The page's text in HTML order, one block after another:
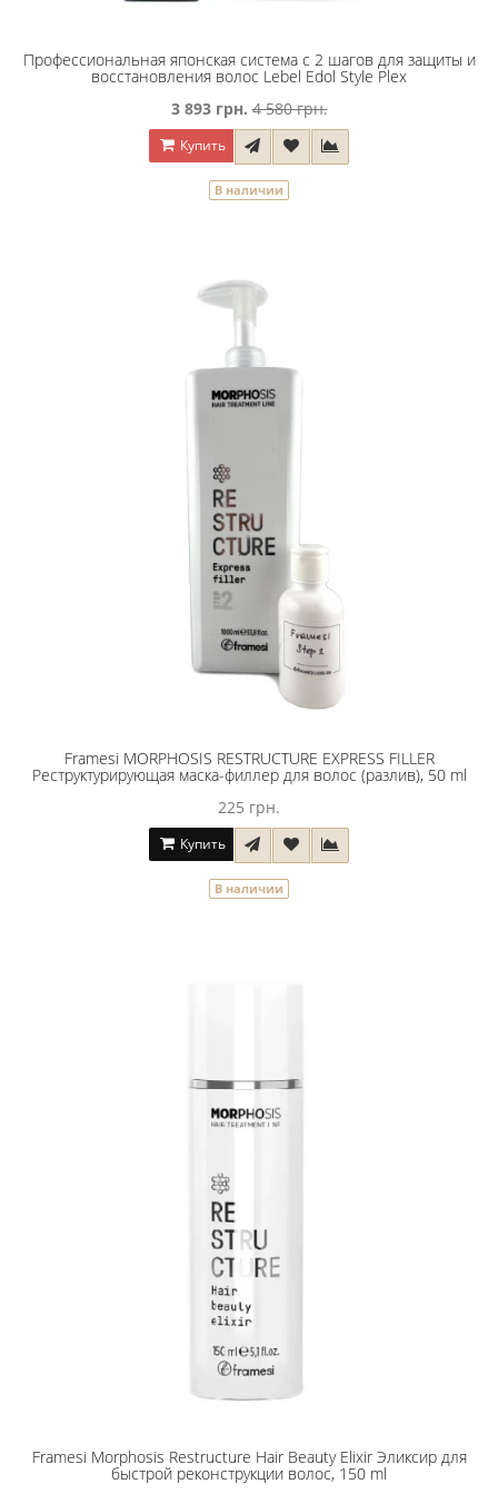
Профессиональная японская система с 2 шагов для защиты и
восстановления волос Lebel Edol Style Plex
3 893 грн. 4 580 грн.
Купить
В наличии
Framesi MORPHOSIS RESTRUCTURE EXPRESS FILLER
Реструктурирующая маска-филлер для волос (разлив), 50 ml
225 грн.
Купить
В наличии
Framesi Morphosis Restructure Hair Beauty Elixir Эликсир для
быстрой реконструкции волос, 150 ml